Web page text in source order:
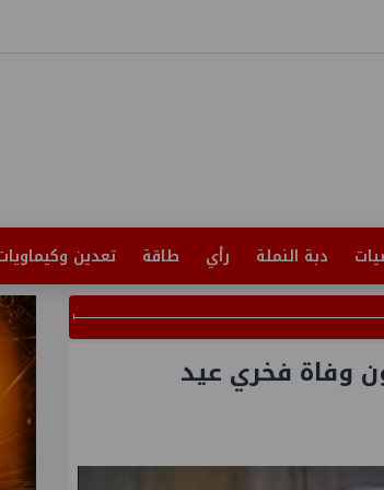
دبة النملة رأي طاقة تعدين
وفاة فخري عيد